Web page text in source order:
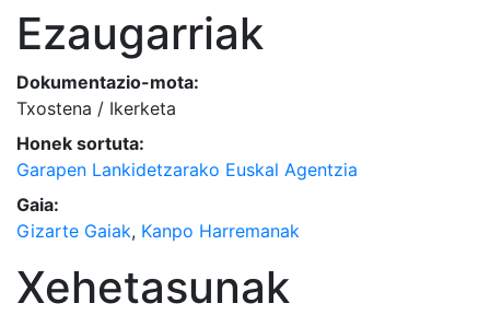
Ezaugarriak
Dokumentazio-mota:
Txostena / Ikerketa
Honek sortuta:
Garapen Lankidetzarako Euskal Agentzia
Gaia:
Gizarte Gaiak, Kanpo Harremanak
Xehetasunak